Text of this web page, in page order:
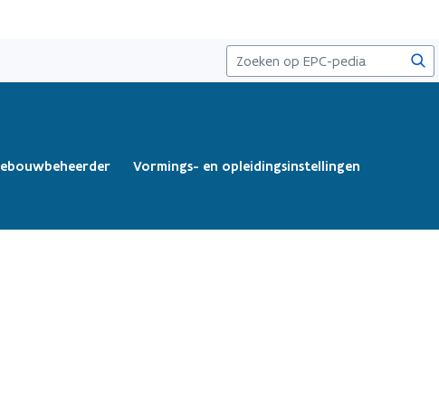
Vormings- en opleidingsinstellingen